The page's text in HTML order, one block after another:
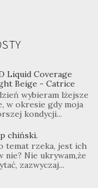
Liquid Coverage
Beige - Catrice
wybieram lżejsze
w okresie gdy moja
kondycji...
chiński.
temat rzeka, jest ich
nie? Nie ukrywam,że
zazwyczaj...